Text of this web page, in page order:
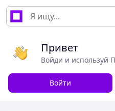
Привет
Войди и используй
Войти